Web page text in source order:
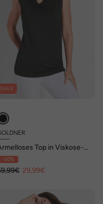
SALE
Top in Viskose-
- 50%
29,99€